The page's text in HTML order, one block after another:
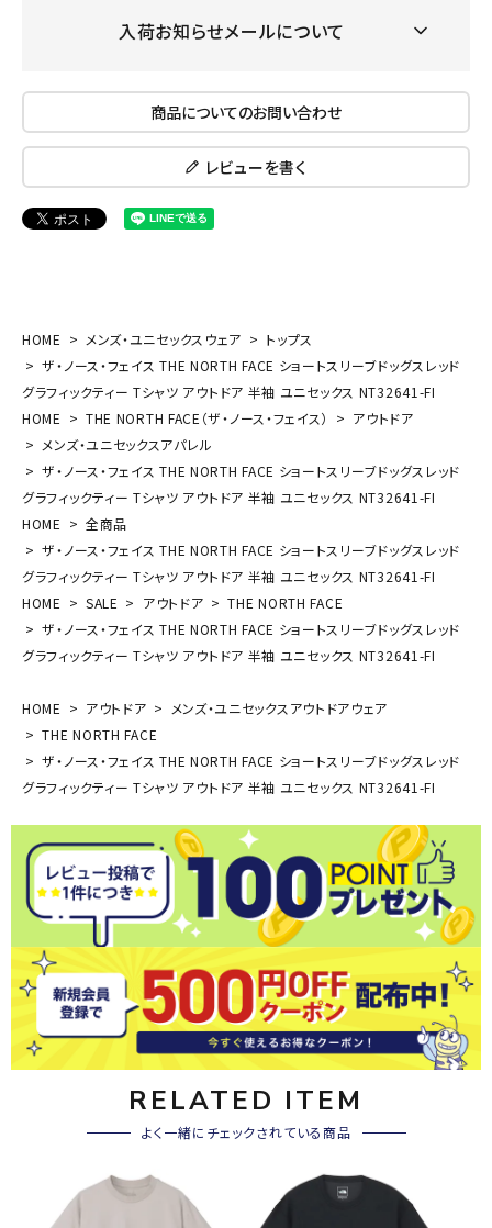
入荷お知らせメールについて
商品についてのお問い合わせ
レビューを書く
HOME メンズ・ユニセックスウェア
トップス
ザ・ノース・フェイス THE NORTH FACE ショートスリーブドッグスレッド
グラフィックティー Tシャツ アウトドア 半袖 ユニセックス NT32641-FI
HOME
THE NORTH FACE（ザ・ノース・フェイス）
アウトドア
メンズ・ユニセックスアパレル
ザ・ノース・フェイス THE NORTH FACE ショートスリーブドッグスレッド
グラフィックティー Tシャツ アウトドア 半袖 ユニセックス NT32641-FI
HOME
全商品
ザ・ノース・フェイス THE NORTH FACE ショートスリーブドッグスレッド
グラフィックティー Tシャツ アウトドア 半袖 ユニセックス NT32641-FI
HOME
SALE アウトドア
THE NORTH FACE
ザ・ノース・フェイス THE NORTH FACE ショートスリーブドッグスレッド
グラフィックティー Tシャツ アウトドア 半袖 ユニセックス NT32641-FI
HOME アウトドア
メンズ・ユニセックスアウトドアウェア
THE NORTH FACE
ザ・ノース・フェイス THE NORTH FACE ショートスリーブドッグスレッド
グラフィックティー Tシャツ アウトドア 半袖 ユニセックス NT32641-FI
RELATED ITEM
よく一緒にチェックされている商品